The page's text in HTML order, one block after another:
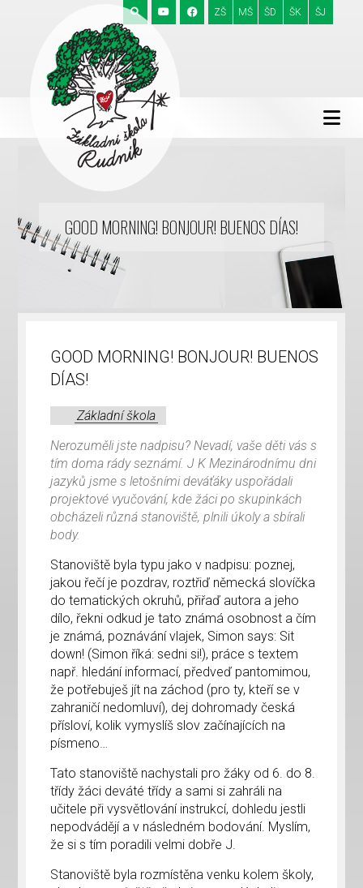
ZŠ MŠ ŠD ŠK ŠJ
GOOD MORNING! BONJOUR! BUENOS DÍAS!
GOOD MORNING! BONJOUR! BUENOS
DÍAS!
Základní škola
Nerozuměli jste nadpisu? Nevadí, vaše děti vás s
tím doma rády seznámí. J K Mezinárodnímu dni
jazyků jsme s letošními deváťáky uspořádali
projektové vyučování, kde žáci po skupinkách
obcházeli různá stanoviště, plnili úkoly a sbírali
body.
Stanoviště byla typu jako v nadpisu: poznej,
jakou řečí je pozdrav, roztřiď německá slovíčka
do tematických okruhů, přiřaď autora a jeho
dílo, řekni odkud je tato známá osobnost a čím
je známá, poznávání vlajek, Simon says: Sit
down! (Simon říká: sedni si!), práce s textem
např. hledání informací, předveď pantomimou,
že potřebuješ jít na záchod (pro ty, kteří se v
zahraničí nedomluví), dej dohromady česká
přísloví, kolik vymyslíš slov začínajících na
písmeno…
Tato stanoviště nachystali pro žáky od 6. do 8.
třídy žáci deváté třídy a sami si zahráli na
učitele při vysvětlování instrukcí, dohledu jestli
nepodvádějí a v následném bodování. Myslím,
že si s tím poradili velmi dobře J.
Stanoviště byla rozmístěna venku kolem školy,